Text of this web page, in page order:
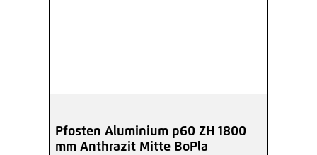
Pfosten Aluminium p60 ZH 1800
mm Anthrazit Mitte BoPla